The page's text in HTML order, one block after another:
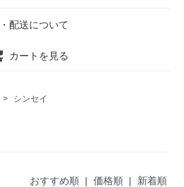
配送について
カートを見る
> シンセイ
おすすめ順 | 価格順| 新着順